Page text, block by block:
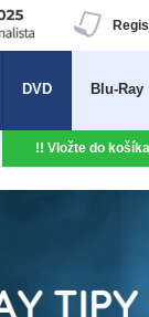
DVD Blu-Ray
!! Vložte do